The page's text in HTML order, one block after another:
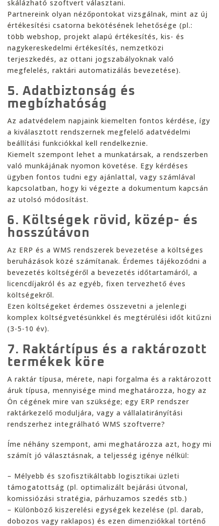
skálázható szoftvert választani.
Partnereink olyan nézőpontokat vizsgálnak, mint az új
értékesítési csatorna bekötésének lehetősége (pl.:
több webshop, projekt alapú értékesítés, kis- és
nagykereskedelmi értékesítés, nemzetközi
terjeszkedés, az ottani jogszabályoknak való
megfelelés, raktári automatizálás bevezetése).
5. Adatbiztonság és
megbízhatóság
Az adatvédelem napjaink kiemelten fontos kérdése, így
a kiválasztott rendszernek megfelelő adatvédelmi
beállítási funkciókkal kell rendelkeznie.
Kiemelt szempont lehet a munkatársak, a rendszerben
való munkájának nyomon követése. Egy kérdéses
ügyben fontos tudni egy ajánlattal, vagy számlával
kapcsolatban, hogy ki végezte a dokumentum kapcsán
az utolsó módosítást.
6. Költségek rövid, közép- és
hosszútávon
Az ERP és a WMS rendszerek bevezetése a költséges
beruházások közé számítanak. Érdemes tájékozódni a
bevezetés költségéről a bevezetés időtartamáról, a
licencdíjakról és az egyéb, fixen tervezhető éves
költségekről.
Ezen költségeket érdemes összevetni a jelenlegi
komplex költségvetésünkkel és megtérülési időt kitűzni
(3-5-10 év).
7. Raktártípus és a raktározott
termékek köre
A raktár típusa, mérete, napi forgalma és a raktározott
áruk típusa, mennyisége mind meghatározza, hogy az
Ön cégének mire van szüksége; egy ERP rendszer
raktárkezelő moduljára, vagy a vállalatirányítási
rendszerhez integrálható WMS szoftverre?
Íme néhány szempont, ami meghatározza azt, hogy mi
számít jó választásnak, a teljesség igénye nélkül:
– Mélyebb és szofisztikáltabb logisztikai üzleti
támogatottság (pl. optimalizált bejárási útvonal,
komissiózási stratégia, párhuzamos szedés stb.)
– Különböző kiszerelési egységek kezelése (pl. darab,
dobozos vagy raklapos) és ezen dimenziókkal történő